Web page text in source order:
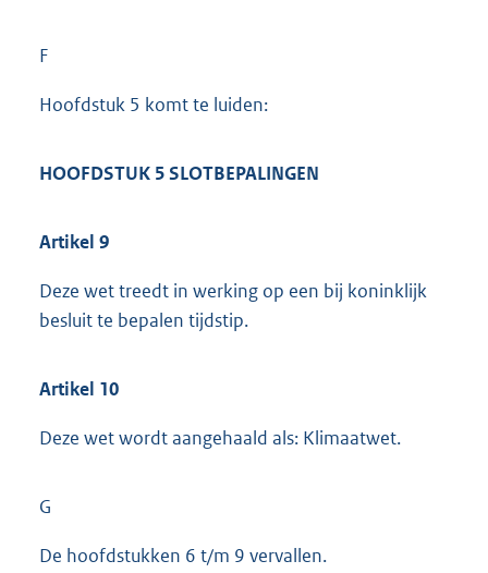
F
Hoofdstuk 5 komt te luiden:
HOOFDSTUK 5 SLOTBEPALINGEN
Artikel 9
Deze wet treedt in werking op een bij koninklijk
besluit te bepalen tijdstip.
Artikel 10
Deze wet wordt aangehaald als: Klimaatwet.
G
De hoofdstukken 6 t/m 9 vervallen.